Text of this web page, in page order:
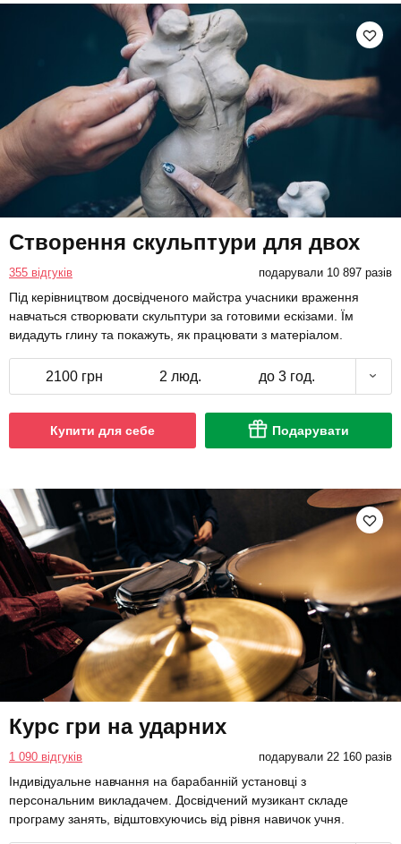
Створення скульптури для двох
355 відгуків подарували 10 897 разів
Під керівництвом досвідченого майстра учасники враження
навчаться створювати скульптури за готовими ескізами. Їм
видадуть глину та покажуть, як працювати з матеріалом.
2100 грн 2 люд. до 3 год.
Купити для себе Подарувати
Курс гри на ударних
1 090 відгуків подарували 22 160 разів
Індивідуальне навчання на барабанній установці з
персональним викладачем. Досвідчений музикант складе
програму занять, відштовхуючись від рівня навичок учня.